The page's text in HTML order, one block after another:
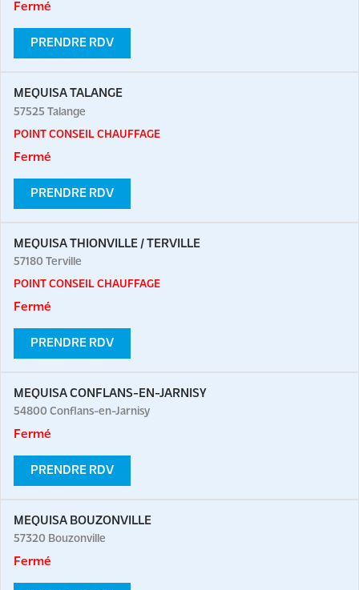
Fermé
PRENDRE RDV
MEQUISA TALANGE
57525 Talange
POINT CONSEIL CHAUFFAGE
Fermé
PRENDRE RDV
MEQUISA THIONVILLE / TERVILLE
57180 Terville
POINT CONSEIL CHAUFFAGE
Fermé
PRENDRE RDV
MEQUISA CONFLANS-EN-JARNISY
54800 Conflans-en-Jarnisy
Fermé
PRENDRE RDV
MEQUISA BOUZONVILLE
57320 Bouzonville
Fermé